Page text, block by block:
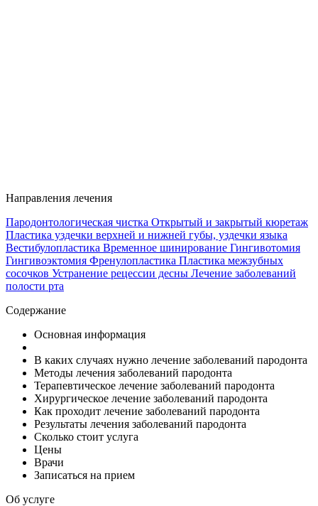
Направления лечения
Пародонтологическая чистка Открытый и закрытый кюретаж
Пластика уздечки верхней и нижней губы, уздечки языка
Вестибулопластика Временное шинирование Гингивотомия
Гингивоэктомия Френулопластика Пластика межзубных
сосочков Устранение рецессии десны Лечение заболеваний
полости рта
Содержание
Основная информация
В каких случаях нужно лечение заболеваний пародонта
Методы лечения заболеваний пародонта
Терапевтическое лечение заболеваний пародонта
Хирургическое лечение заболеваний пародонта
Как проходит лечение заболеваний пародонта
Результаты лечения заболеваний пародонта
Сколько стоит услуга
Цены
Врачи
Записаться на прием
Об услуге